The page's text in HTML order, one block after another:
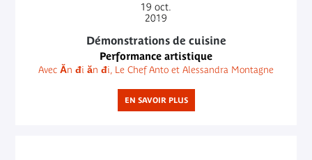
19 oct.
2019
Démonstrations de cuisine
Performance artistique
Avec Ăn đi ăn đi, Le Chef Anto et Alessandra Montagne
EN SAVOIR PLUS